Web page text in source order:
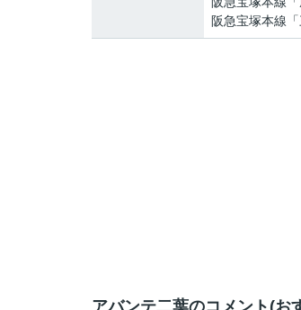
阪急宝塚本線 「
アバンテ二葉のコメント(お